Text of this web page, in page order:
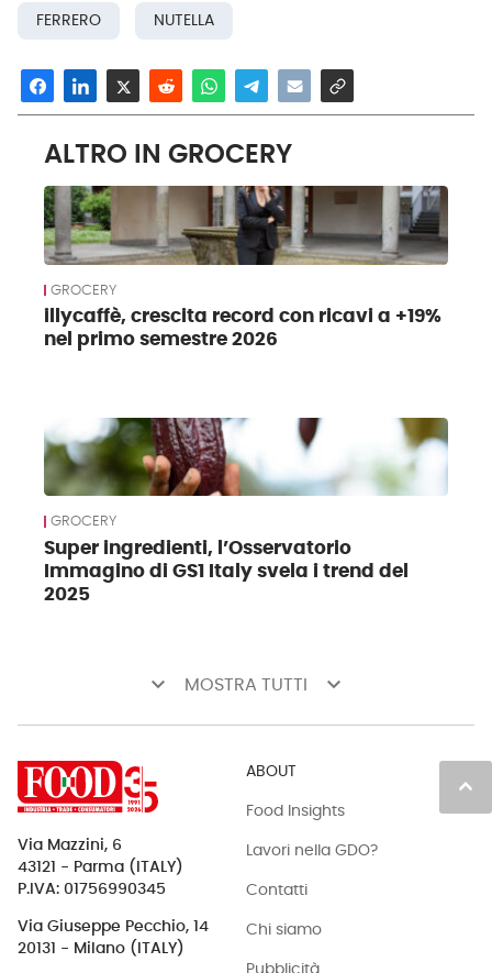
FERRERO NUTELLA
ALTRO IN GROCERY
GROCERY
illycaffè, crescita record con ricavi a +19%
nel primo semestre 2026
GROCERY
Super ingredienti, l’Osservatorio
Immagino di GS1 Italy svela i trend del
2025
keyboard_arrow_down MOSTRA TUTTI keyboard_arrow_down
keyboard_arrow_up
Via Mazzini, 6
43121 - Parma (ITALY)
P.IVA: 01756990345
Via Giuseppe Pecchio, 14
20131 - Milano (ITALY)
ABOUT
Food Insights
Lavori nella GDO?
Contatti
Chi siamo
Pubblicità